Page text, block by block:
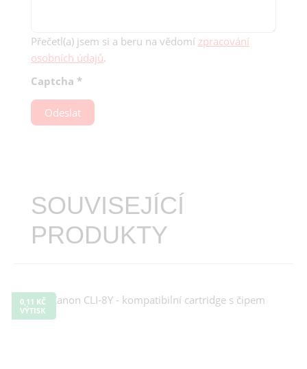
Přečetl(a) jsem si a beru na vědomí zpracování
osobních údajů.
Captcha *
Odeslat
SOUVISEJÍCÍ
PRODUKTY
0,11 KČ
VÝTISK